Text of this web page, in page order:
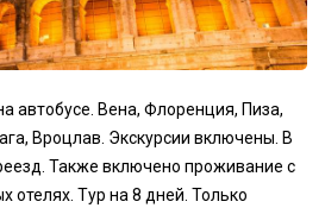
автобусе. Вена, Флоренция, Пиза,
Вроцлав. Экскурсии включены. В
Также включено проживание с
отелях. Тур на 8 дней. Только